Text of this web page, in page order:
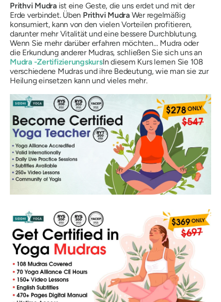
Prithvi Mudraist eine Geste, die uns erdet und mit der
Erde verbindet. Üben Prithvi Mudra Wer regelmäßig
konsumiert, kann von den vielen Vorteilen profitieren,
darunter mehr Vitalität und eine bessere Durchblutung.
Wenn Sie mehr darüber erfahren möchten… Mudra oder
die Erkundung anderer Mudras, schließen Sie sich uns an
Mudra-ZertifizierungskursIn diesem Kurs lernen Sie 108
verschiedene Mudras und ihre Bedeutung, wie man sie zur
Heilung einsetzen kann und vieles mehr.